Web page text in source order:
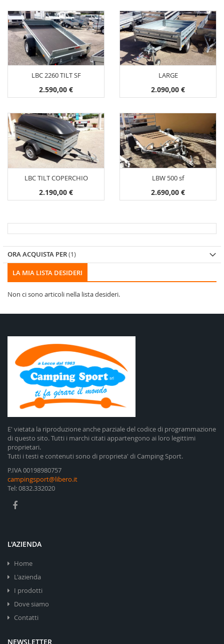
LBC 2260 TILT SF
2.590,00 €
LARGE
2.090,00 €
LBC TILT COPERCHIO
2.190,00 €
LBW 500 sf
2.690,00 €
ORA ACQUISTA PER
LA MIA LISTA DESIDERI
Non ci sono articoli nella lista desideri.
E' vietata la riproduzione anche parziale del codice di programmazione
di questo sito. Tutti i marchi citati appartengono ai loro legittimi
proprietari.
Tutti i testi e contenuti sono di proprieta' di Camping Sport.
P.IVA 00198980757
campingsport@libero.it
Tel: 0832.332020
L'AZIENDA
Home
L'azienda
I prodotti
Dove siamo
Contatti
NEWSLETTER